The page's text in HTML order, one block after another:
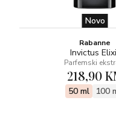
Novo
Rabanne
Invictus
Parfemski
218,90
50 ml 100